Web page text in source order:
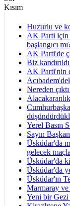
Huzurlu ve
AK Parti için
başlangıcı
AK Parti'de
Biz
AK Parti'nin
Nereden
Yerel Basın
Sayın
Üsküdar'da
gelecek
Üsküdar'da
Üsküdar'da
Üsküdar'ın
Marmaray ve
Yeni bir Gezi